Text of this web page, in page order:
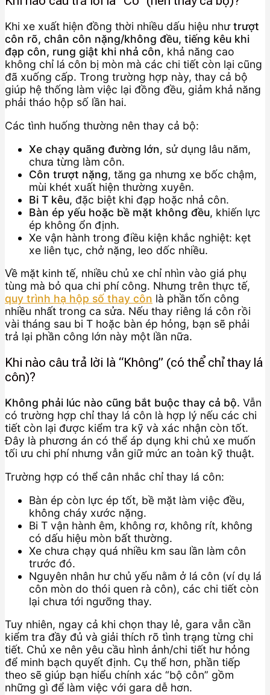
Khi xe xuất hiện đồng thời nhiều dấu hiệu nhưtrượt
côn rõ, chân côn nặng/không đều, tiếng kêu khi
đạp côn, rung giật khi nhả côn, khả năng cao
không chỉ lá côn bị mòn mà các chi tiết còn lại cũng
đã xuống cấp. Trong trường hợp này, thay cả bộ
giúp hệ thống làm việc lại đồng đều, giảm khả năng
phải tháo hộp số lần hai.
Các tình huống thường nên thay cả bộ:
Xe chạy quãng đường lớn, sử dụng lâu năm,
chưa từng làm côn.
Côn trượt nặng, tăng ga nhưng xe bốc chậm,
mùi khét xuất hiện thường xuyên.
Bi T kêu, đặc biệt khi đạp hoặc nhả côn.
Bàn ép yếu hoặc bề mặt không đều, khiến lực
ép không ổn định.
Xe vận hành trong điều kiện khắc nghiệt: kẹt
xe liên tục, chở nặng, leo dốc nhiều.
Về mặt kinh tế, nhiều chủ xe chỉ nhìn vào giá phụ
tùng mà bỏ qua chi phí công. Nhưng trên thực tế,
quy trình hạ hộp số thay côn là phần tốn công
nhiều nhất trong ca sửa. Nếu thay riêng lá côn rồi
vài tháng sau bi T hoặc bàn ép hỏng, bạn sẽ phải
trả lại phần công lớn này một lần nữa.
Khi nào câu trả lời là “Không” (có thể chỉ thay lá
côn)?
Không phải lúc nào cũng bắt buộc thay cả bộ. Vẫn
có trường hợp chỉ thay lá côn là hợp lý nếu các chi
tiết còn lại được kiểm tra kỹ và xác nhận còn tốt.
Đây là phương án có thể áp dụng khi chủ xe muốn
tối ưu chi phí nhưng vẫn giữ mức an toàn kỹ thuật.
Trường hợp có thể cân nhắc chỉ thay lá côn:
Bàn ép còn lực ép tốt, bề mặt làm việc đều,
không cháy xước nặng.
Bi T vận hành êm, không rơ, không rít, không
có dấu hiệu mòn bất thường.
Xe chưa chạy quá nhiều km sau lần làm côn
trước đó.
Nguyên nhân hư chủ yếu nằm ở lá côn (ví dụ lá
côn mòn do thói quen rà côn), các chi tiết còn
lại chưa tới ngưỡng thay.
Tuy nhiên, ngay cả khi chọn thay lẻ, gara vẫn cần
kiểm tra đầy đủ và giải thích rõ tình trạng từng chi
tiết. Chủ xe nên yêu cầu hình ảnh/chi tiết hư hỏng
để minh bạch quyết định. Cụ thể hơn, phần tiếp
theo sẽ giúp bạn hiểu chính xác “bộ côn” gồm
những gì để làm việc với gara dễ hơn.